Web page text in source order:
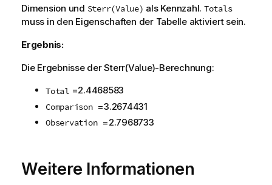
Dimension und Sterr(Value) als Kennzahl. Totals
muss in den Eigenschaften der Tabelle aktiviert sein.
Ergebnis:
Die Ergebnisse derSterr(Value)-Berechnung:
Total =2.4468583
Comparison =3.2674431
Observation =2.7968733
Weitere Informationen